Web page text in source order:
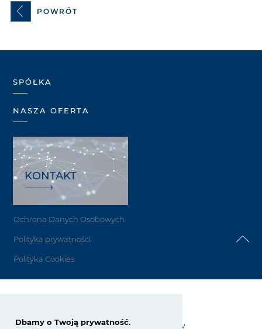
Dbamy o Twoją prywatność.
POWRÓT
SPÓŁKA
NASZA OFERTA
KONTAKT
Ochrona Danych Osobowych
Polityka prywatności
Polityka Cookies
Grzybów 34, 28-200 Staszów